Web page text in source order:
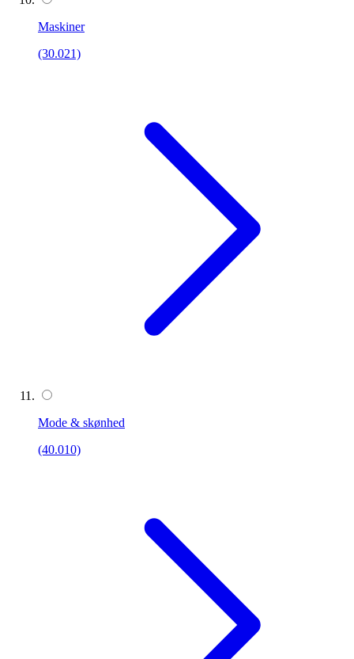
Maskiner
(30.021)
Mode & skønhed
(40.010)